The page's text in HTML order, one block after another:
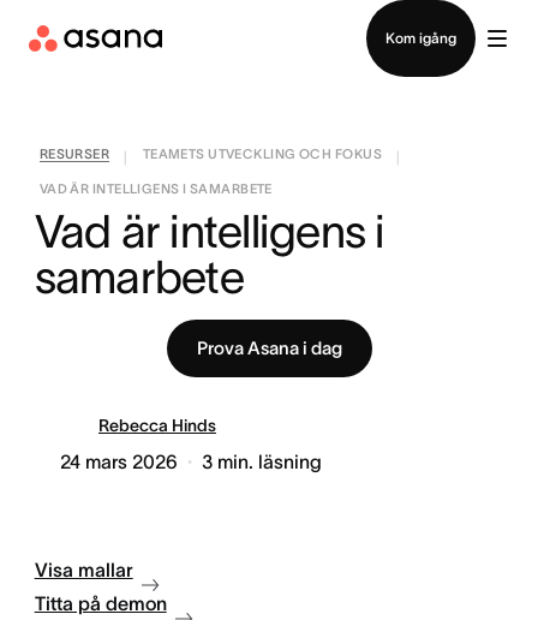
Kom igång
RESURSER TEAMETS UTVECKLING OCH FOKUS
VAD ÄR INTELLIGENS I SAMARBETE
Vad är intelligens i
samarbete
Prova Asana i dag
Rebecca Hinds
24 mars 2026 3 min. läsning
Visa mallar
Titta på demon